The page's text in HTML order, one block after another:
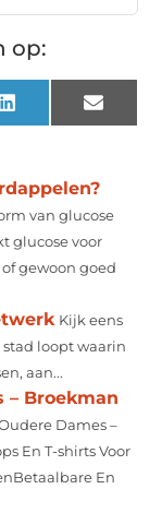
op:
LinkedIn Email
van glucose
glucose voor
gewoon goed
Kijk eens
stad loopt waarin
aan...
– Broekman
Dames –
En T-shirts Voor
En